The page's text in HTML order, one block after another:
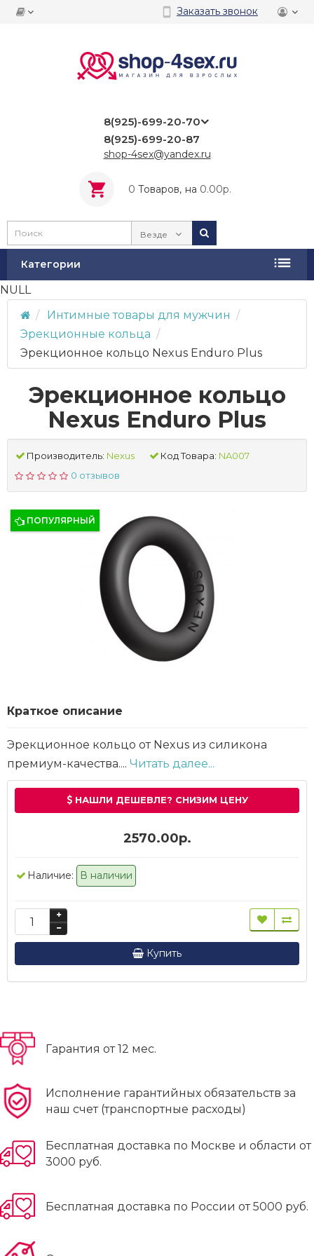
Заказать звонок
8(925)-699-20-70
8(925)-699-20-87
shop-4sex@yandex.ru
0 Tоваров, на 0.00р.
Везде
Категории
NULL
Интимные товары для мужчин
Эрекционные кольца
Эрекционное кольцо Nexus Enduro Plus
Эрекционное кольцо
Nexus Enduro Plus
Производитель: Nexus Код Товара: NA007
0 отзывов
ПОПУЛЯРНЫЙ
Краткое описание
Эрекционное кольцо от Nexus из силикона
премиум-качества.... Читать далее...
НАШЛИ ДЕШЕВЛЕ? СНИЗИМ ЦЕНУ
2570.00р.
Наличие: В наличии
Купить
Гарантия от 12 мес.
Исполнение гарантийных обязательств за
наш счет (транспортные расходы)
Бесплатная доставка по Москве и области от
3000 руб.
Бесплатная доставка по России от 5000 руб.